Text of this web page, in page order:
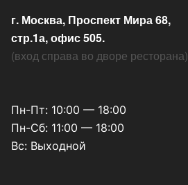
г. Москва, Проспект Мира 68,
стр.1а, офис 505.
(вход справа во дворе ресторана)
Пн-Пт: 10:00 — 18:00
Пн-Сб: 11:00 — 18:00
Вс: Выходной